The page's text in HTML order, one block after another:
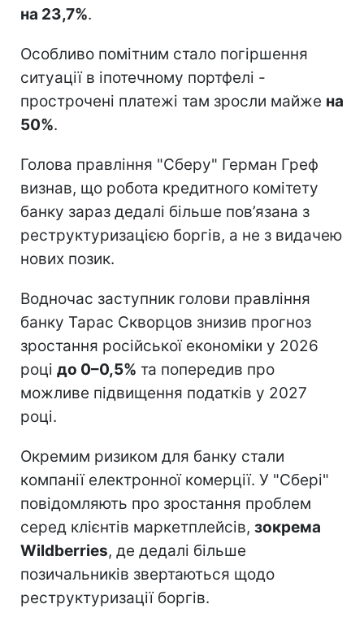
на 23,7%.
Особливо помітним стало погіршення
ситуації в іпотечному портфелі -
прострочені платежі там зросли майже на
50%.
Голова правління "Сберу" Герман Греф
визнав, що робота кредитного комітету
банку зараз дедалі більше пов’язана з
реструктуризацією боргів, а не з видачею
нових позик.
Водночас заступник голови правління
банку Тарас Скворцов знизив прогноз
зростання російської економіки у 2026
році до 0–0,5% та попередив про
можливе підвищення податків у 2027
році.
Окремим ризиком для банку стали
компанії електронної комерції. У "Сбері"
повідомляють про зростання проблем
серед клієнтів маркетплейсів, зокрема
Wildberries, де дедалі більше
позичальників звертаються щодо
реструктуризації боргів.